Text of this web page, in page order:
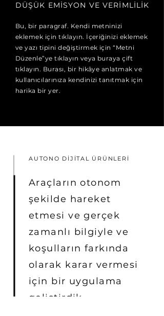
DÜŞÜK EMİSYON VE VERİMLİLİK
Bu, bir paragraf. Kendi metninizi
eklemek için tıklayın. İçeriğinizi eklemek
ve yazı tipini değiştirmek için “Metni
Düzenle”ye tıklayın veya buraya çift
tıklayın. Burası, bir hikâye anlatmak ve
kullanıcılarınıza kendinizi tanıtmak için
harika bir yer.
AUTONO DİJİTAL ÜRÜNLERİ
Araçların otonom
şekilde hareket
etmesi ve gerçek
zamanlı bilgiyle ve
koşulların farkında
olarak karar vermesi
için bir uygulama
geliştirdik.